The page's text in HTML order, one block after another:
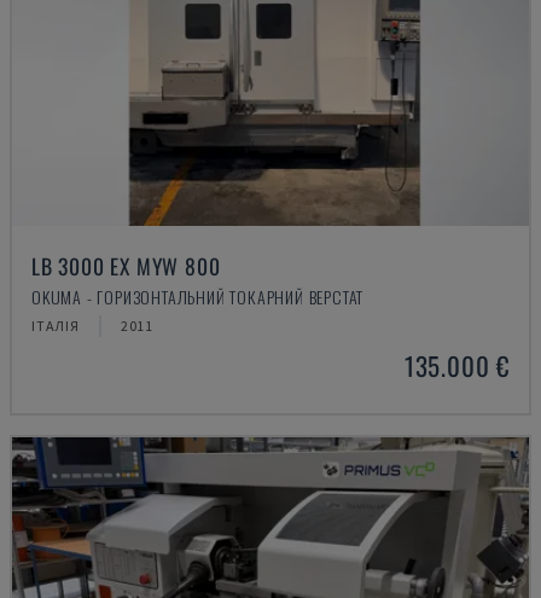
LB 3000 EX MYW 800
OKUMA - ГОРИЗОНТАЛЬНИЙ ТОКАРНИЙ ВЕРСТАТ
ІТАЛІЯ 2011
135.000 €